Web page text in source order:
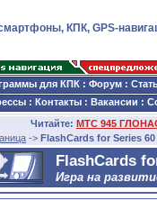
КПК, GPS-
для КПК : Форум :
: Контакты : Вакансии :
Читайте: МТС 945
-> FlashCards for Series
FlashCards
Игра на